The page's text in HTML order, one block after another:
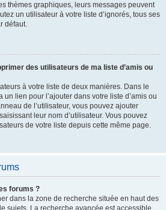
thèmes graphiques, leurs messages peuvent
un utilisateur à votre liste d’ignorés, tous ses
défaut.
des utilisateurs de ma liste d’amis ou
à votre liste de deux manières. Dans le
lien pour l’ajouter dans votre liste d’amis ou
de l’utilisateur, vous pouvez ajouter
leur nom d’utilisateur. Vous pouvez
de votre liste depuis cette même page.
forums ?
dans la zone de recherche située en haut des
sujets. La recherche avancée est accessible